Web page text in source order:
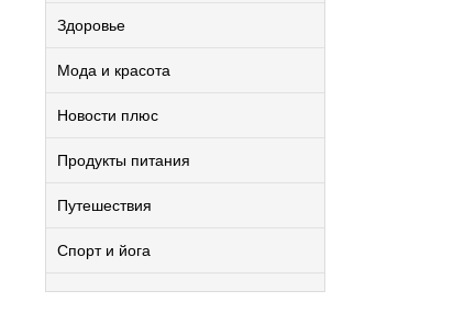
Здоровье
Мода и красота
Новости плюс
Продукты питания
Путешествия
Спорт и йога